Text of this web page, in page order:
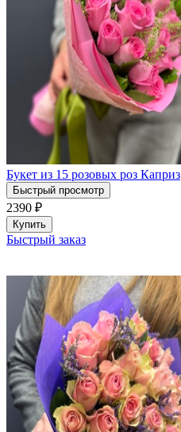
Букет из 15 розовых роз Каприз
Быстрый просмотр
2390 ₽
Купить
Быстрый заказ